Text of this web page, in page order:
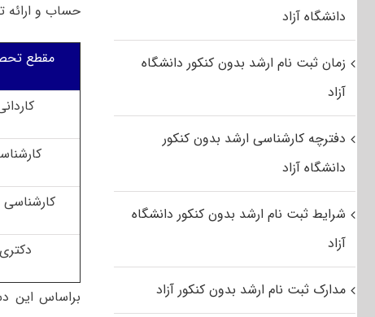
حساب و ارائه
مقطع
کارشناسی
دکتری
براساس این
دانشگاه آزاد
زمان ثبت نام ارشد بدون کنکور دانشگاه
آزاد
دفترچه کارشناسی ارشد بدون کنکور
دانشگاه آزاد
شرایط ثبت نام ارشد بدون کنکور دانشگاه
آزاد
مدارک ثبت نام ارشد بدون کنکور آزاد